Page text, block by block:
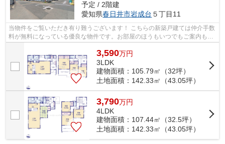
予定 / 2階建
愛知県春日井市岩成台 ５丁目11
当物件をご覧いただき有り難うございます！ こちらの新築戸建ては仲介手数
料が無料になっている優良な物件です。お部屋のほうもいつでもご案内もさ
3,590万円
3LDK
建物面積：105.79㎡（32坪）
土地面積：142.33㎡（43.05坪）
3,790万円
4LDK
建物面積：107.44㎡（32.5坪）
土地面積：142.33㎡（43.05坪）